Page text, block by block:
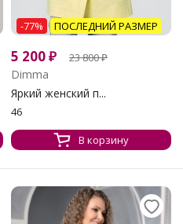
-77% ПОСЛЕДНИЙ РАЗМЕР
5 200₽ 23 800₽
Dimma
Яркий женский п...
46
В корзину